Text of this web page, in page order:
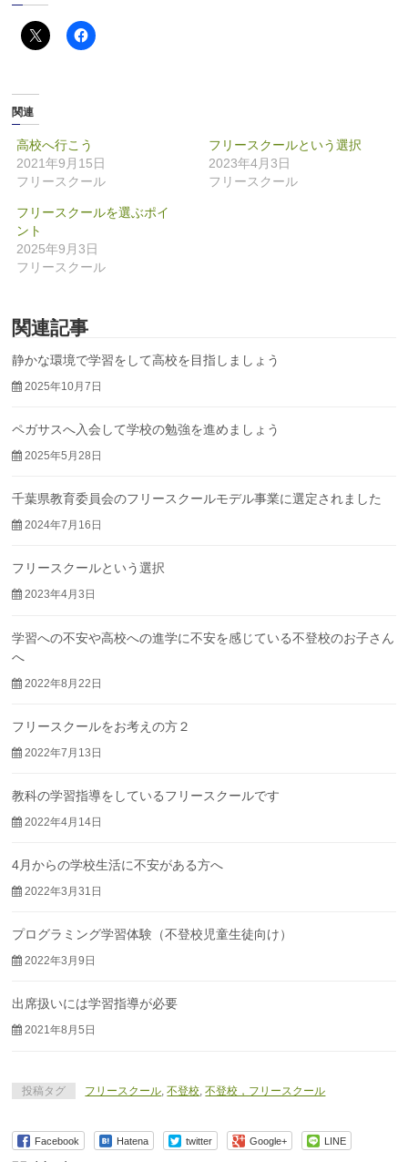
関連
高校へ行こう
2021年9月15日
フリースクール
フリースクールという選択
2023年4月3日
フリースクール
フリースクールを選ぶポイ
ント
2025年9月3日
フリースクール
関連記事
静かな環境で学習をして高校を目指しましょう
2025年10月7日
ペガサスへ入会して学校の勉強を進めましょう
2025年5月28日
千葉県教育委員会のフリースクールモデル事業に選定されました
2024年7月16日
フリースクールという選択
2023年4月3日
学習への不安や高校への進学に不安を感じている不登校のお子さん
へ
2022年8月22日
フリースクールをお考えの方２
2022年7月13日
教科の学習指導をしているフリースクールです
2022年4月14日
4月からの学校生活に不安がある方へ
2022年3月31日
プログラミング学習体験（不登校児童生徒向け）
2022年3月9日
出席扱いには学習指導が必要
2021年8月5日
投稿タグ フリースクール ,不登校 ,不登校，フリースクール
Facebook Hatena twitter Google+ LINE